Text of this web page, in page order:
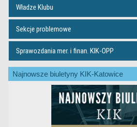
Władze Klubu
Sekcje problemowe
Sprawozdania mer. i finan. KIK-OPP
Najnowsze biuletyny KIK-Katowice